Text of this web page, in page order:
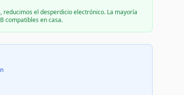
el desperdicio electrónico. La mayoría
compatibles en casa.